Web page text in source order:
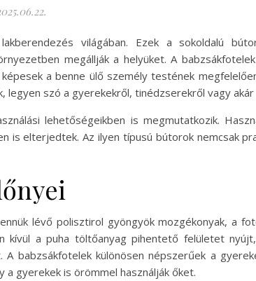
világában. Ezek a sokoldalú
megállják a helyüket. A
a benne ülő személy testének
legyen szó a gyerekekről, tinédzserekről vagy
lehetőségeikben is megmutatkozik.
is elterjedtek. Az ilyen típusú bútorok nemcsak
lévő polisztirol gyöngyök mozgékonyak, a
kívül a puha töltőanyag pihentető felületet
babzsákfotelek különösen népszerűek a
a gyerekek is örömmel használják őket.